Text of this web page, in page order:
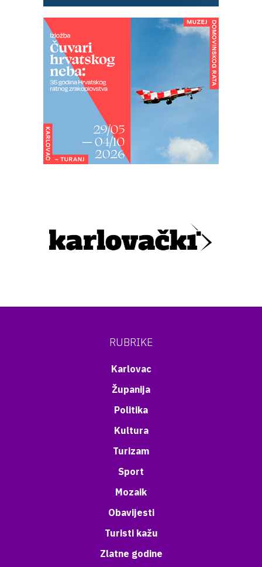
RUBRIKE
Karlovac
Županija
Politika
Kultura
Turizam
Sport
Mozaik
Obavijesti
Turisti kažu
Zlatne godine